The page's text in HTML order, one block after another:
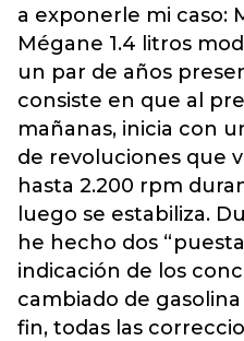
a exponerle mi caso:
Mégane 1.4 litros
un par de años
consiste en que al
mañanas, inicia con
de revoluciones que
hasta 2.200 rpm
luego se estabiliza.
he hecho dos
indicación de los
cambiado de
fin, todas las